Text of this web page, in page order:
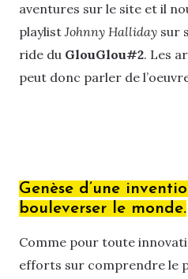
aventures sur le site et il
playlist Johnny Halliday sur
ride du GlouGlou#2. Les
peut donc parler de
Genèse d’une
bouleverser le monde.
Comme pour toute
efforts sur comprendre le